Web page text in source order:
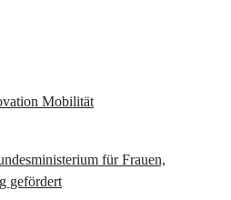
Mobilität
für Frauen,
gefördert